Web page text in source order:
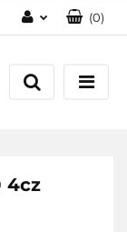
się
(0)
4cz